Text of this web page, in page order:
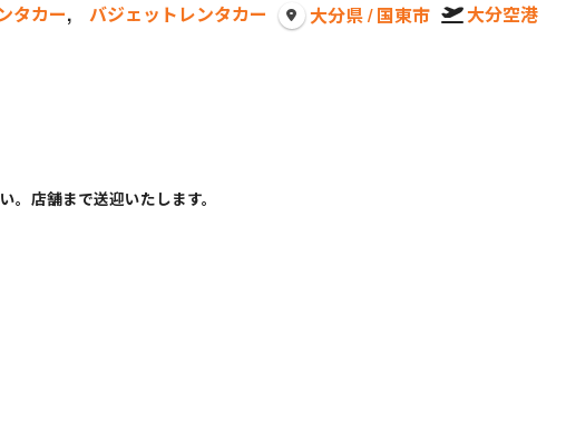
タカー, バジェットレンタカー 大分県 / 国東市 大分空港
。店舗まで送迎いたします。